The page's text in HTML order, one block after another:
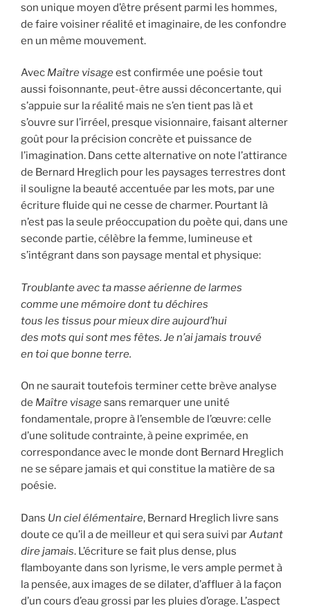
son unique moyen d’être présent parmi les hommes,
de faire voisiner réalité et imaginaire, de les confondre
en un même mouvement.
Avec Maître visageest confirmée une poésie tout
aussi foisonnante, peut-être aussi déconcertante, qui
s’appuie sur la réalité mais ne s’en tient pas là et
s’ouvre sur l’irréel, presque visionnaire, faisant alterner
goût pour la précision concrète et puissance de
l’imagination. Dans cette alternative on note l’attirance
de Bernard Hreglich pour les paysages terrestres dont
il souligne la beauté accentuée par les mots, par une
écriture fluide qui ne cesse de charmer. Pourtant là
n’est pas la seule préoccupation du poète qui, dans une
seconde partie, célèbre la femme, lumineuse et
s’intégrant dans son paysage mental et physique:
Troublante avec ta masse aérienne de larmes
comme une mémoire dont tu déchires
tous les tissus pour mieux dire aujourd’hui
des mots qui sont mes fêtes. Je n’ai jamais trouvé
en toi que bonne terre.
On ne saurait toutefois terminer cette brève analyse
de Maître visagesans remarquer une unité
fondamentale, propre à l’ensemble de l’œuvre: celle
d’une solitude contrainte, à peine exprimée, en
correspondance avec le monde dont Bernard Hreglich
ne se sépare jamais et qui constitue la matière de sa
poésie.
Dans Un ciel élémentaire, Bernard Hreglich livre sans
doute ce qu’il a de meilleur et qui sera suivi parAutant
dire jamais. L’écriture se fait plus dense, plus
flamboyante dans son lyrisme, le vers ample permet à
la pensée, aux images de se dilater, d’affluer à la façon
d’un cours d’eau grossi par les pluies d’orage. L’aspect